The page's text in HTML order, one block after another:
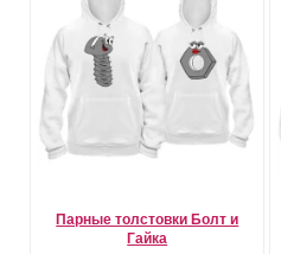
Парные толстовки Болт и
Гайка